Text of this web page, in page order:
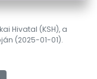
Hivatal (KSH), a
(2025-01-01).